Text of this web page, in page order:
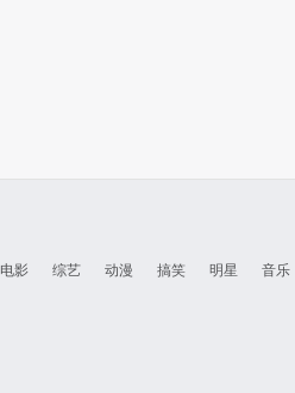
电影 综艺 动漫 搞笑 明星 音乐